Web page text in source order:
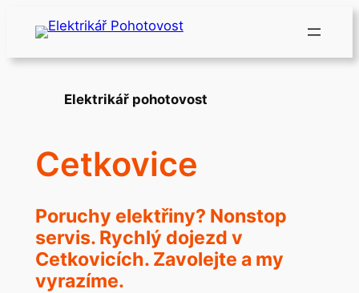
Přeskočit
obsah
Elektrikář pohotovost
Cetkovice
Poruchy elektřiny? Nonstop
servis. Rychlý dojezd v
Cetkovicích. Zavolejte a my
vyrazíme.